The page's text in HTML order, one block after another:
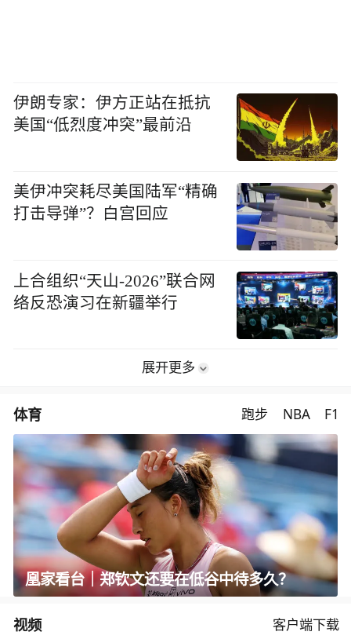
伊朗专家：伊方正站在抵抗
美国“低烈度冲突”最前沿
美伊冲突耗尽美国陆军“精确
打击导弹”？白宫回应
上合组织“天山-2026”联合网
络反恐演习在新疆举行
展开更多
体育 跑步 NBA F1
凰家看台｜郑钦文还要在低谷中待多久？
视频 客户端下载